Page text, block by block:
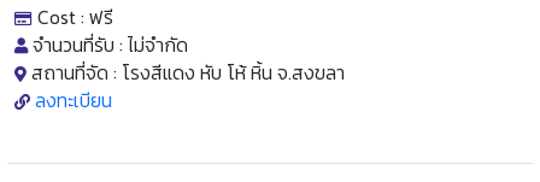
Cost : ฟรี
จำนวนที่รับ : ไม่จำกัด
สถานที่จัด : โรงสีแดง หับ โห้ หิ้น จ.สงขลา
ลงทะเบียน